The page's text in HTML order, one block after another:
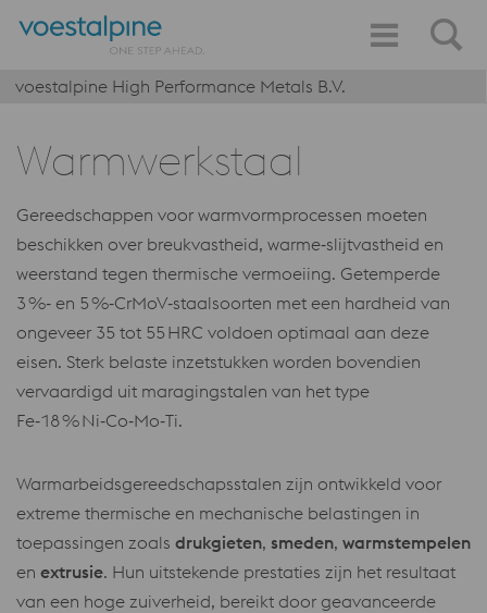
voestalpine High Performance Metals B.V.
Warmwerkstaal
Gereedschappen voor warmvormprocessen moeten
beschikken over breukvastheid, warme‑slijtvastheid en
weerstand tegen thermische vermoeiing. Getemperde
3 %‑ en 5 %‑CrMoV‑staalsoorten met een hardheid van
ongeveer 35 tot 55 HRC voldoen optimaal aan deze
eisen. Sterk belaste inzetstukken worden bovendien
vervaardigd uit maragingstalen van het type
Fe‑18 % Ni‑Co‑Mo‑Ti.
Warmarbeidsgereedschapsstalen zijn ontwikkeld voor
extreme thermische en mechanische belastingen in
toepassingen zoals drukgieten, smeden, warmstempelen
en extrusie. Hun uitstekende prestaties zijn het resultaat
van een hoge zuiverheid, bereikt door geavanceerde